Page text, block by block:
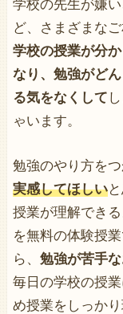
学校の先生が嫌
ど、さまざまな
学校の授業が分
なり、勉強がど
る気をなくして
ゃいます。
勉強のやり方をつ
実感してほしい
授業が理解でき
を無料の体験授
ら、 勉強が苦手
毎日の学校の授
め授業をしっかり